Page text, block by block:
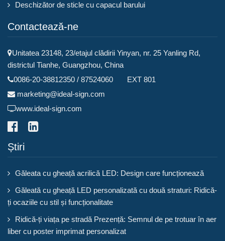
Deschizător de sticle cu capacul barului
Contactează-ne
Unitatea 23148, 23/etajul clădirii Yinyan, nr. 25 Yanling Rd,
districtul Tianhe, Guangzhou, China
0086-20-38812350 / 87524060 EXT 801
marketing@ideal-sign.com
www.ideal-sign.com
Știri
Găleata cu gheață acrilică LED: Design care funcționează
Găleată cu gheață LED personalizată cu două straturi: Ridică-
ți ocaziile cu stil și funcționalitate
Ridică-ți viața pe stradă Prezență: Semnul de pe trotuar în aer
liber cu poster imprimat personalizat